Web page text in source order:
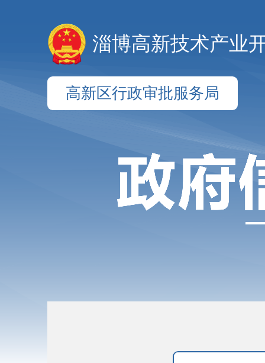
淄博高新技术产业
高新区行政审批服务局